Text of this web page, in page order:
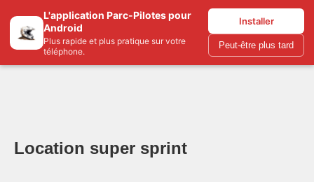
L'application Parc-Pilotes pour
Android
Plus rapide et plus pratique sur votre
téléphone.
Installer
Peut-être plus tard
Parc-pilotes.com
Location super sprint